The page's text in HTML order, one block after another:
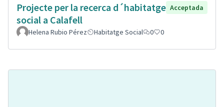
Projecte per la recerca d´habitatge
social a Calafell
Acceptada
Helena Rubio Pérez Habitatge Social 0 0